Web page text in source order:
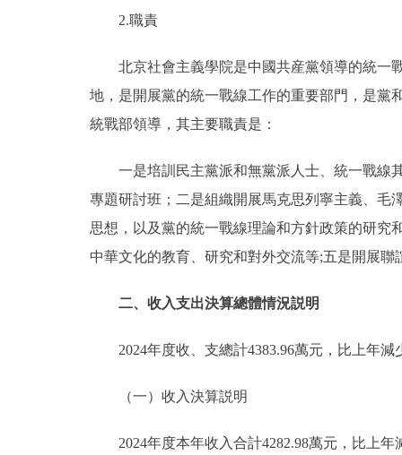
2.職責
北京社會主義學院是中國共産黨領導的統一
地，是開展黨的統一戰線工作的重要部門，是黨
統戰部領導，其主要職責是：
一是培訓民主黨派和無黨派人士、統一戰線
專題研討班；二是組織開展馬克思列寧主義、毛
思想，以及黨的統一戰線理論和方針政策的研究
中華文化的教育、研究和對外交流等;五是開展聯
二、收入支出決算總體情況説明
2024年度收、支總計4383.96萬元，比上年減
（一）收入決算説明
2024年度本年收入合計4282.98萬元，比上年